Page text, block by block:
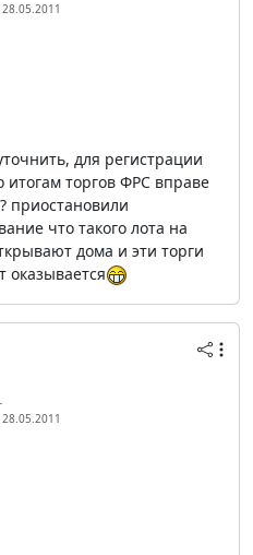
для регистрации
торгов ФРС вправе
приостановили
что такого лота на
дома и эти торги
оказывается